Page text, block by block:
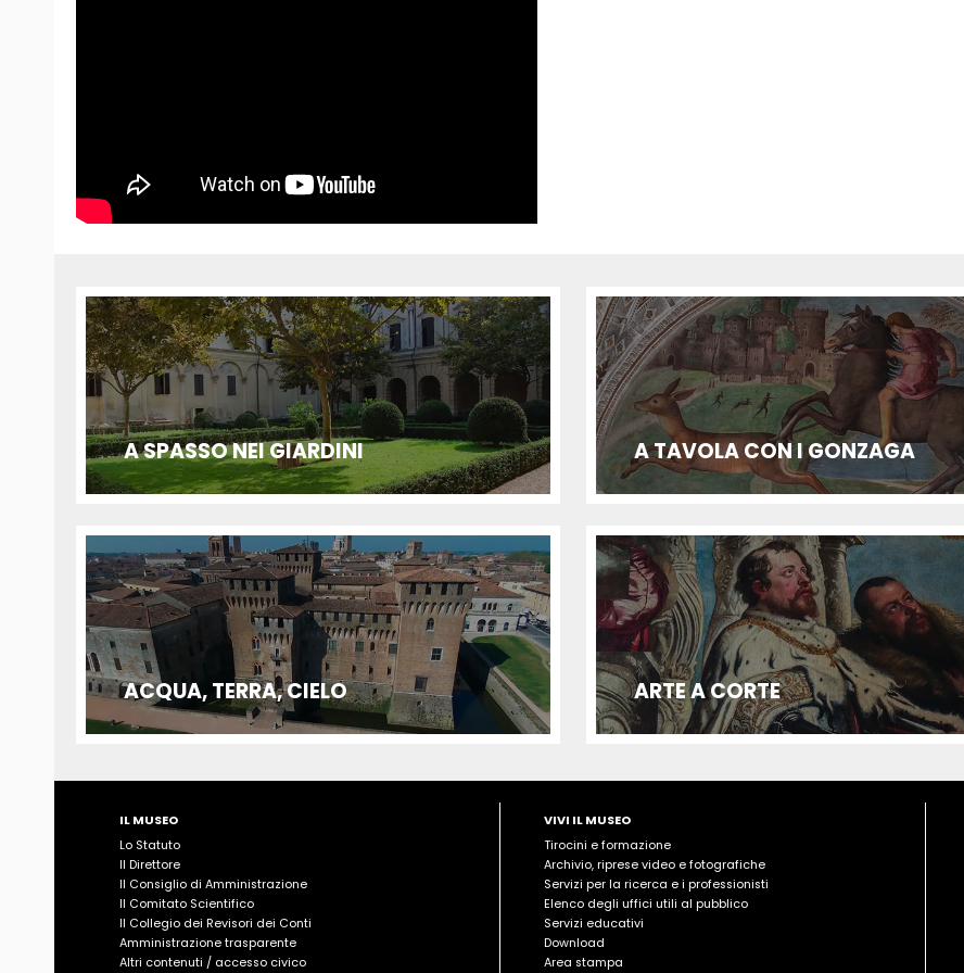
A SPASSO NEI GIARDINI A TAVOLA CON I GONZAGA
ACQUA, TERRA, CIELO ARTE A CORTE
IL MUSEO
Lo Statuto
Il Direttore
Il Consiglio di Amministrazione
Il Comitato Scientifico
Il Collegio dei Revisori dei Conti
Amministrazione trasparente
Altri contenuti / accesso civico
VIVI IL MUSEO
Tirocini e formazione
Archivio, riprese video e fotografiche
Servizi per la ricerca e i professionisti
Elenco degli uffici utili al pubblico
Servizi educativi
Download
Area stampa